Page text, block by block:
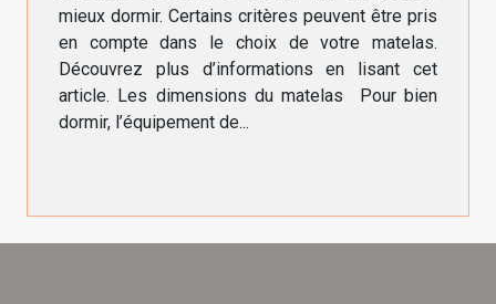
mieux dormir. Certains critères peuvent être pris
en compte dans le choix de votre matelas.
Découvrez plus d’informations en lisant cet
article. Les dimensions du matelas Pour bien
dormir, l’équipement de...